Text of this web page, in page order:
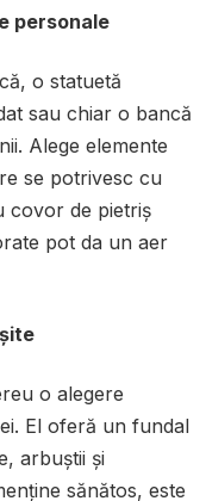
personale
o statuetă
sau chiar o bancă
Alege elemente
se potrivesc cu
covor de pietriș
pot da un aer
o alegere
El oferă un fundal
arbuștii și
sănătos, este